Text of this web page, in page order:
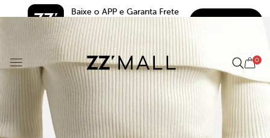
Baixe o APP e Garanta Frete
Grátis*
5.0
0